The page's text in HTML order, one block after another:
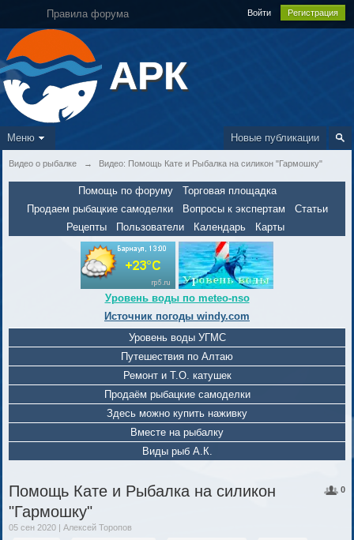
Правила форума Войти Регистрация
АРК
Новые публикации
Меню
Видео о рыбалке → Видео: Помощь Кате и Рыбалка на силикон "Гармошку"
Помощь по форуму
Торговая площадка
Продаем рыбацкие самоделки
Вопросы к экспертам
Статьи
Рецепты
Пользователи Календарь Карты
Уровень воды по meteo-nso
Источник погоды windy.com
Уровень воды УГМС
Путешествия по Алтаю
Ремонт и Т.О. катушек
Продаём рыбацкие самоделки
Здесь можно купить наживку
Вместе на рыбалку
Виды рыб А.К.
0
Помощь Кате и Рыбалка на силикон
"Гармошку"
05 сен 2020 | Алексей Торопов